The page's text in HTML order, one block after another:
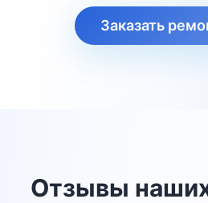
Заказать
Отзывы